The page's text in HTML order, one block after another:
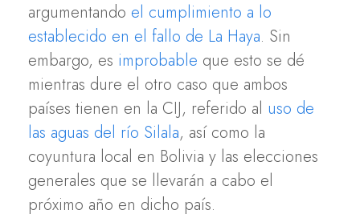
argumentando el cumplimiento a lo
establecido en el fallo de La Haya. Sin
embargo, es improbable que esto se dé
mientras dure el otro caso que ambos
países tienen en la CIJ, referido al uso de
las aguas del río Silala, así como la
coyuntura local en Bolivia y las elecciones
generales que se llevarán a cabo el
próximo año en dicho país.